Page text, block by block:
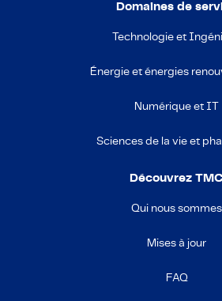
Domaines de
Technologie et
Énergie et énergies
Numérique et IT
Sciences de la vie et
Découvrez TMC
Qui nous sommes
Mises à jour
FAQ